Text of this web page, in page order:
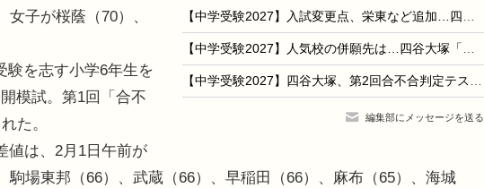
【中学受験2027】入試変更点、栄東など追加…四谷大塚調べ（7/15更新）
【中学受験2027】人気校の併願先は…四谷大塚「第2回合不合判定テスト」結果
【中学受験2027】四谷大塚、第2回合不合判定テスト（7/5実施）偏差値…筑駒74・桜蔭70＜PR＞
編集部にメッセージを送る
子が桜蔭（70）、
を志す小学6年生を
模試。第1回「合不
た。
値は、2月1日午前が
駒場東邦（66）、武蔵（66）、早稲田（66）、麻布（65）、海城